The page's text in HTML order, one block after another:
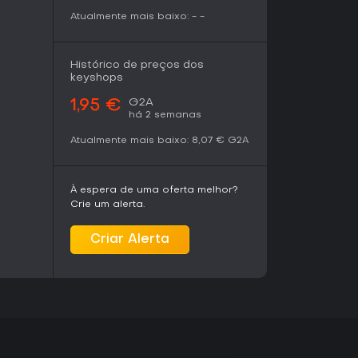
Atualmente mais baixo: - -
Histórico de preços dos
keyshops
1,95 € G2A
há 2 semanas
Atualmente mais baixo: 8,07 € G2A
À espera de uma oferta melhor?
Crie um alerta.
Criar Alerta